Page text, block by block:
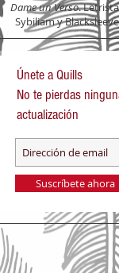
Dame un Verso.
Sybiliam y
Únete a Quills
No te pierdas
actualización
Suscríbete ahora